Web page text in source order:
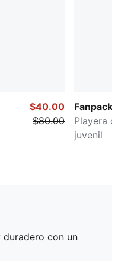
$40.00
$80.00
Fanpack
Playera de
juvenil
duradero con un